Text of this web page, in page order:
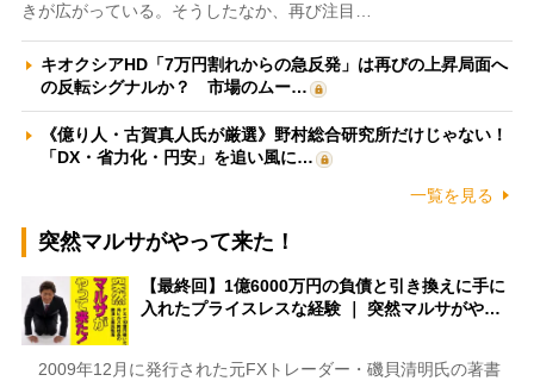
きが広がっている。そうしたなか、再び注目…
キオクシアHD「7万円割れからの急反発」は再びの上昇局面へ
の反転シグナルか？ 市場のムー…
《億り人・古賀真人氏が厳選》野村総合研究所だけじゃない！
「DX・省力化・円安」を追い風に…
一覧を見る
突然マルサがやって来た！
【最終回】1億6000万円の負債と引き換えに手に
入れたプライスレスな経験 ｜ 突然マルサがや…
2009年12月に発行された元FXトレーダー・磯貝清明氏の著書